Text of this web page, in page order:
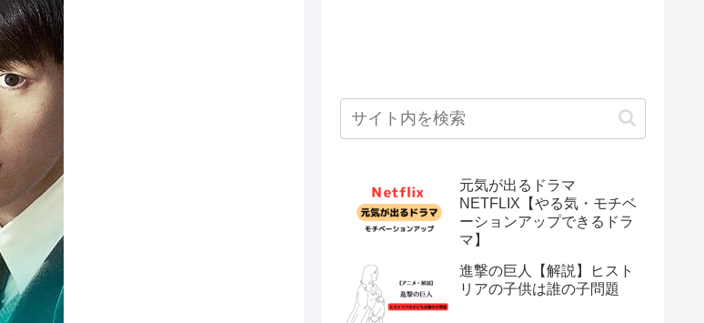
元気が出るドラマ
NETFLIX【やる気・モチベ
ーションアップできるドラ
マ】
進撃の巨人【解説】ヒスト
リアの子供は誰の子問題